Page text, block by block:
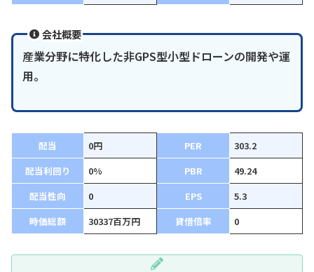
会社概要
産業分野に特化した非GPS型小型ドローンの開発や運
用。
配当 0円 PER
303.2
配当利回り
0% PBR
49.24
配当性向
0 EPS
5.3
時価総額
30337百万円 貸借倍率 0